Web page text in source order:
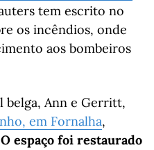
tem escrito no
os incêndios, onde
aos bombeiros
belga, Ann e Gerritt,
em Fornalha,
O espaço foi restaurado